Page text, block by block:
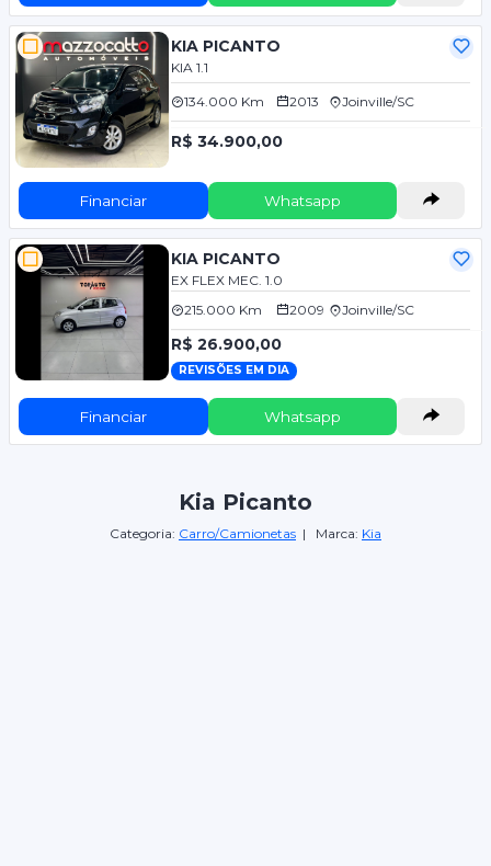
KIA PICANTO
KIA 1.1
134.000 Km 2013 Joinville/SC
R$ 34.900,00
Financiar Whatsapp
KIA PICANTO
EX FLEX MEC. 1.0
215.000 Km
2009 Joinville/SC
R$ 26.900,00
REVISÕES EM DIA
Financiar Whatsapp
Kia Picanto
Categoria: Carro/Camionetas | Marca: Kia